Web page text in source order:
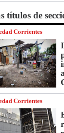
títulos de
Corrientes
Corrientes